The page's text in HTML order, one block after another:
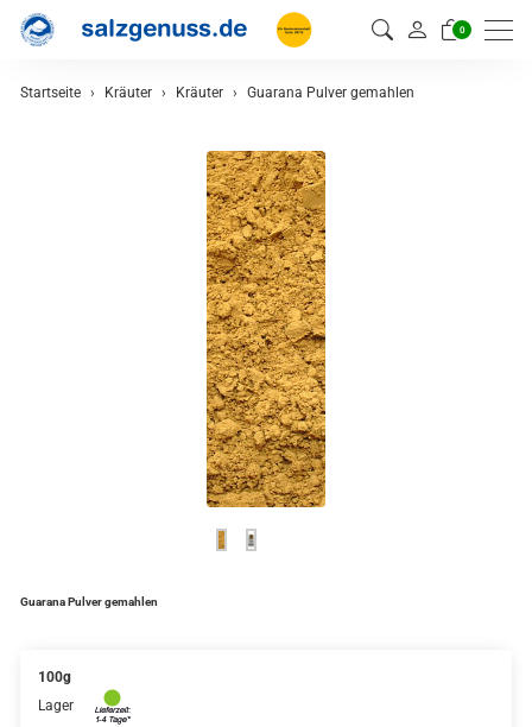
0
zurück
Startseite Kräuter Kräuter Guarana Pulver gemahlen
Guarana Pulver gemahlen
100g
Lager